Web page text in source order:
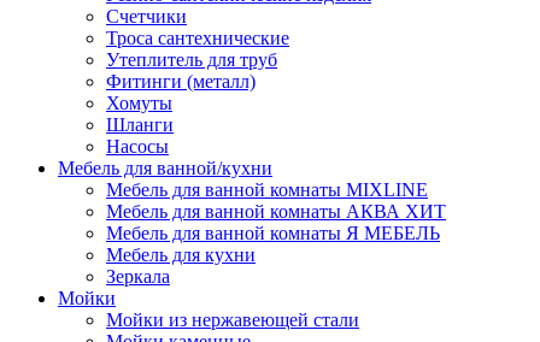
Счетчики
Троса сантехнические
Утеплитель для труб
Фитинги (металл)
Хомуты
Шланги
Насосы
Мебель для ванной/кухни
Мебель для ванной комнаты MIXLINE
Мебель для ванной комнаты АКВА ХИТ
Мебель для ванной комнаты Я МЕБЕЛЬ
Мебель для кухни
Зеркала
Мойки
Мойки из нержавеющей стали